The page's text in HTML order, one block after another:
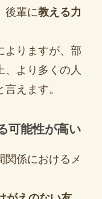
後輩に教える力
よりますが、部
、より多くの人
えます。
可能性が高い
関係におけるメ